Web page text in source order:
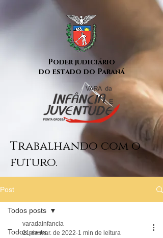
Poder judiciário
do estado do Paraná
Trabalhando com o
futuro.
Post
Todos posts
Todos posts
varadainfancia
21 de mar. de 2022 1 min de leitura